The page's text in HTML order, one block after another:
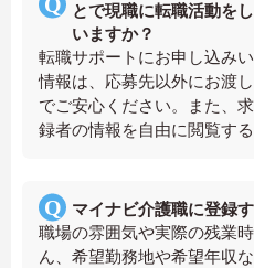
とで現職に転職活動を
いますか？
転職サポートにお申し込み
情報は、応募先以外にお渡
でご安心ください。また、
録者の情報を自由に閲覧す
マイナビ介護職に登録
職場の雰囲気や実際の残業
ん、希望勤務地や希望年収